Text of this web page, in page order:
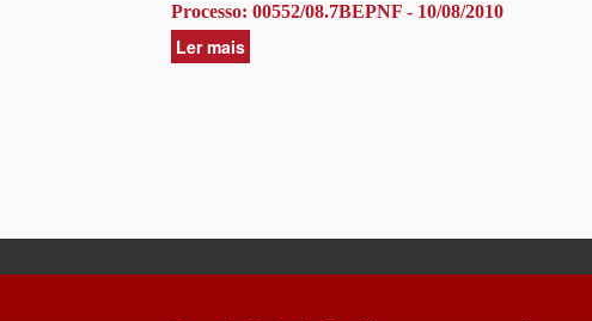
00425/06.8BEBRG
-
01/17/2008
Processo: 00552/08.7BEPNF - 10/08/2010
Ler maisacerca
de